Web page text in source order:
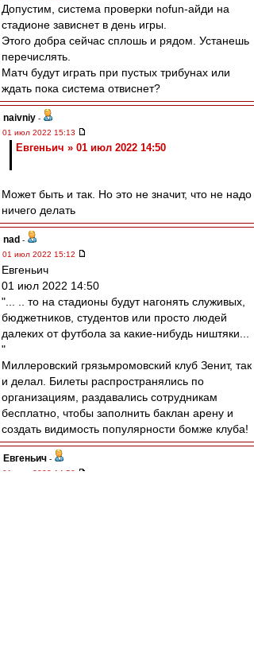
Допустим, система проверки nofun-айди на
стадионе зависнет в день игры.
Этого добра сейчас сплошь и рядом. Устанешь
перечислять.
Матч будут играть при пустых трибунах или
ждать пока система отвиснет?
naivniy -
01 июл 2022 15:13
Евгеньич » 01 июл 2022 14:50
Может быть и так. Но это не значит, что не надо
ничего делать
nad -
01 июл 2022 15:12
Евгеньич
01 июл 2022 14:50
"... .. то на стадионы будут нагонять служивых,
бюджетников, студентов или просто людей
далеких от футбола за какие-нибудь ништяки...
"
Миллеровский грязьмромовский клуб Зенит, так
и делал. Билеты распространялись по
организациям, раздавались сотрудникам
бесплатно, чтобы заполнить баклан арену и
создать видимость популярности бомже клуба!
Евгеньич -
01 июл 2022 14:50